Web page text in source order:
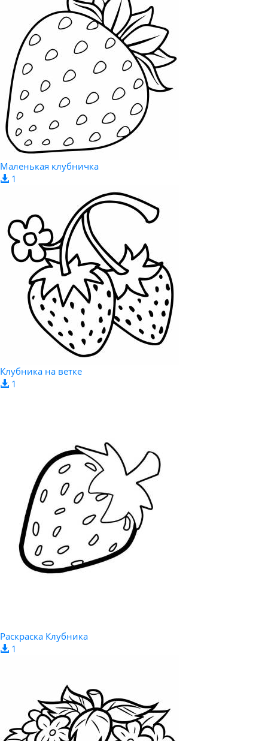
Маленькая клубничка
1
Клубника на ветке
1
Раскраска Клубника
1